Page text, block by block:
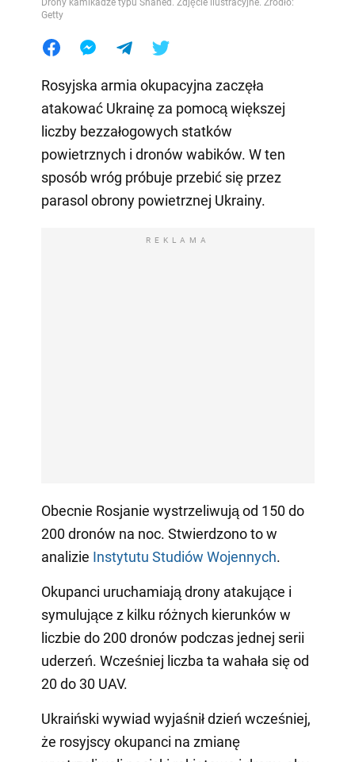
Drony kamikadze typu Shahed. Zdjęcie ilustracyjne. Źródło:
Getty
Rosyjska armia okupacyjna zaczęła
atakować Ukrainę za pomocą większej
liczby bezzałogowych statków
powietrznych i dronów wabików. W ten
sposób wróg próbuje przebić się przez
parasol obrony powietrznej Ukrainy.
REKLAMA
Obecnie Rosjanie wystrzeliwują od 150 do
200 dronów na noc. Stwierdzono to w
analizie Instytutu Studiów Wojennych.
Okupanci uruchamiają drony atakujące i
symulujące z kilku różnych kierunków w
liczbie do 200 dronów podczas jednej serii
uderzeń. Wcześniej liczba ta wahała się od
20 do 30 UAV.
Ukraiński wywiad wyjaśnił dzień wcześniej,
że rosyjscy okupanci na zmianę